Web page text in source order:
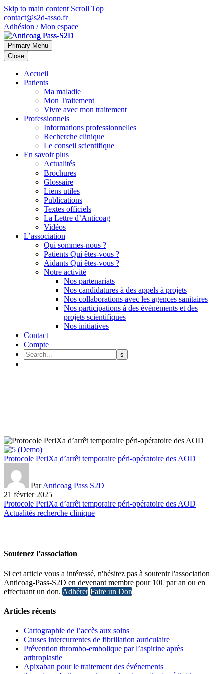
Skip to main content Scroll Top
contact@s2d-asso.fr
Adhésion / Mon espace
Primary Menu
Close
Accueil
Patients
Ma maladie
Mon Traitement
Vivre avec mon traitement
Professionnels
Informations professionnelles
Recherche clinique
Le conseil scientifique
En savoir plus
Actualités
Brochures
Glossaire
Liens utiles
Publications
Textes officiels
La Lettre d’Anticoag
Vidéos
L’association
Qui sommes-nous ?
Patients Qui êtes-vous ?
Aidants Qui êtes-vous ?
Notre activité
Nos partenariats
Nos candidatures à des appels à projets
Nos collaborations avec les agences sanitaires
Nos participations à des évènements et des
projets scientifiques
Nos initiatives
Contact
Compte
Protocole PeriXa d’arrêt temporaire péri-opératoire des AOD
ParAnticoag Pass S2D
21 février 2025
Protocole PeriXa d’arrêt temporaire péri-opératoire des AOD
Actualités recherche clinique
Soutenez l’association
Si cet article vous a intéressé, n'hésitez pas à soutenir l'association
Anticoag-Pass-S2D en devenant membre pour 10€ par an ou en
effectuant un don. Adhérer Faire un Don
Articles récents
Cartographie de l’accès aux soins
Causes intercurrentes de fibrillation auriculaire
Prévention thrombo-embolique par l’aspirine après
arthroplastie
Apixaban pour le traitement des événements